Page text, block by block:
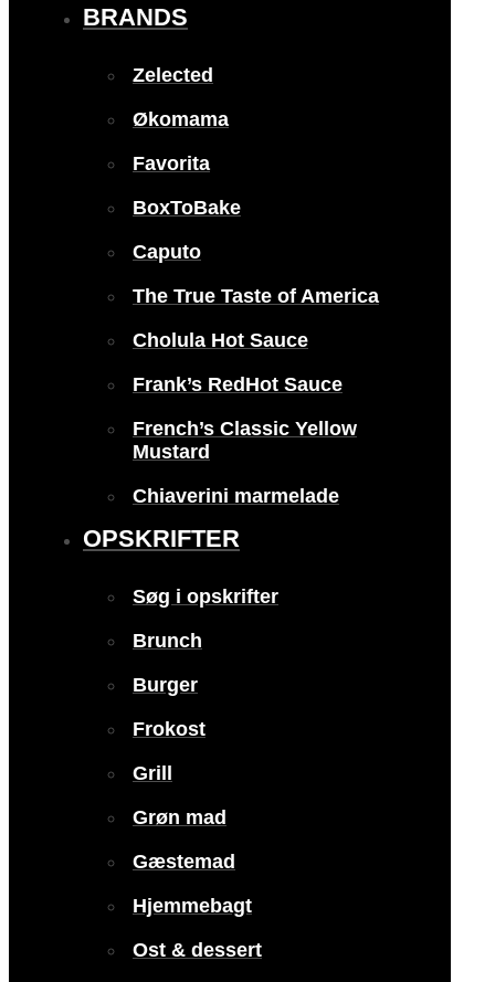
BRANDS
Zelected
Økomama
Favorita
BoxToBake
Caputo
The True Taste of America
Cholula Hot Sauce
Frank’s RedHot Sauce
French’s Classic Yellow
Mustard
Chiaverini marmelade
OPSKRIFTER
Søg i opskrifter
Brunch
Burger
Frokost
Grill
Grøn mad
Gæstemad
Hjemmebagt
Ost & dessert